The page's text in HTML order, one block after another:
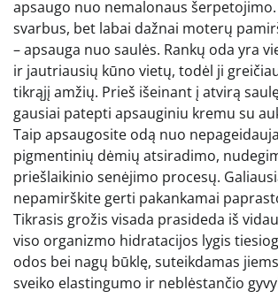
apsaugo nuo nemalonaus
svarbus, bet labai dažnai moterų
– apsauga nuo saulės. Rankų oda yra
ir jautriausių kūno vietų, todėl ji
tikrąjį amžių. Prieš išeinant į atvirą
gausiai patepti apsauginiu kremu su
Taip apsaugosite odą nuo
pigmentinių dėmių atsiradimo,
priešlaikinio senėjimo procesų.
nepamirškite gerti pakankamai
Tikrasis grožis visada prasideda iš
viso organizmo hidratacijos lygis
odos bei nagų būklę, suteikdamas
sveiko elastingumo ir neblėstančio